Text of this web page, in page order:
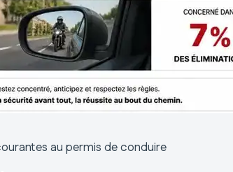
au permis de conduire